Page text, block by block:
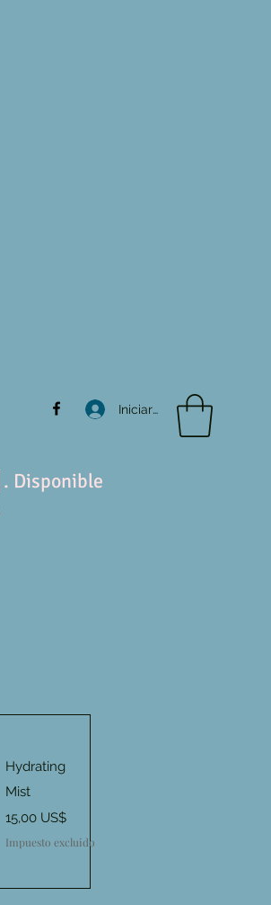
Iniciar sesión
. Disponible
Hydrating
Mist
Precio
15,00 US$
Impuesto excluido